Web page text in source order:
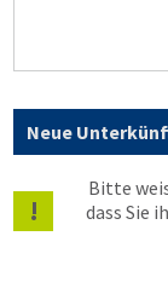
Neue
!
Bitte
dass Sie